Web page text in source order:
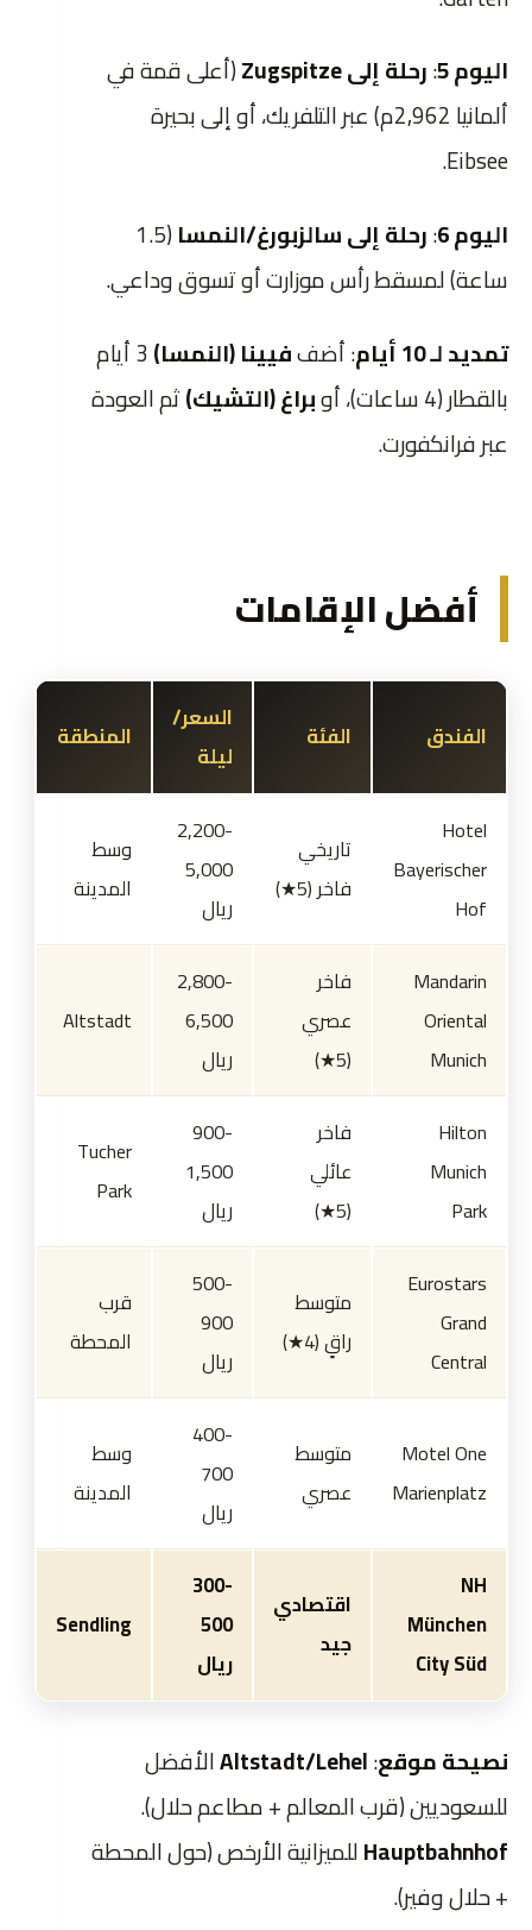
اليوم 5 :رحلة إلى Zugspitze
(أعلى قمة في
ألمانيا 2,962م) عبر التلفريك، أو إلى بحيرة
Eibsee.
اليوم 6 :رحلة إلى سالزبورغ/النمسا (1.5
ساعة) لمسقط رأس موزارت أو تسوق وداعي.
تمديد لـ 10 أيام
: أضففيينا (النمسا) 3 أيام
بالقطار (4 ساعات)، أو
براغ (التشيك)ثم العودة
عبر فرانكفورت.
أفضل الإقامات
الفندق الفئة
السعر/
ليلة
المنطقة
Hotel
Bayerischer
Hof
تاريخي
فاخر (5★)
2,200-
5,000
ريال
وسط
المدينة
Mandarin
Oriental
Munich
فاخر
عصري
(5★)
2,800-
6,500
ريال
Altstadt
Hilton
Munich
Park
فاخر
عائلي
(5★)
900-
1,500
ريال
Tucher
Park
Eurostars
Grand
Central
متوسط
راقٍ (4★)
500-
900
ريال
قرب
المحطة
Motel One
Marienplatz
متوسط
عصري
400-
700
ريال
وسط
المدينة
NH
München
City Süd
اقتصادي
جيد
300-
500
ريال
Sendling
نصيحة موقع:
Altstadt/Lehelالأفضل
للسعوديين (قرب المعالم + مطاعم حلال).
Hauptbahnhofللميزانية الأرخص (حول المحطة
+ حلال وفير).